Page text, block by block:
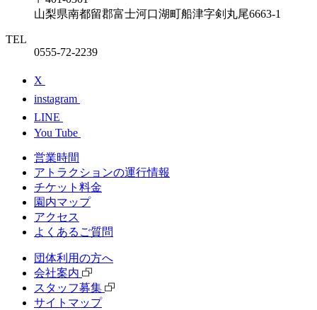
山梨県南都留郡富士河口湖町船津字剣丸尾6663-1
TEL
0555-72-2239
X
instagram
LINE
You Tube
営業時間
アトラクションの運行情報
チケット料⾦
園内マップ
アクセス
よくあるご質問
団体利⽤の⽅へ
会社案内
スタッフ募集
サイトマップ